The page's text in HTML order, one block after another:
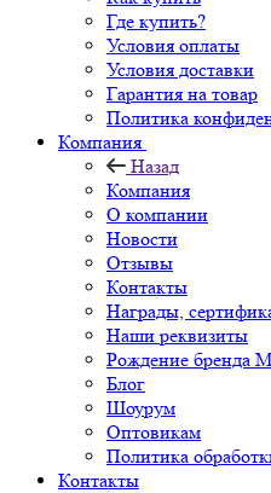
Где купить?
Условия оплаты
Условия доставки
Гарантия на товар
Политика
Компания
Назад
Компания
О компании
Новости
Отзывы
Контакты
Награды,
Наши реквизиты
Рождение бренда
Блог
Шоурум
Оптовикам
Политика
Контакты